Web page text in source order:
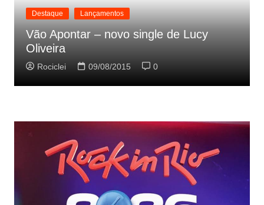
Destaque Lançamentos
Vão Apontar – novo single de Lucy
Oliveira
Rociclei 09/08/2015 0